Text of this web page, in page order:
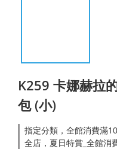
K259 卡娜赫拉
包 (小)
指定分類，全館消費滿
全店，夏日特賞_全館消